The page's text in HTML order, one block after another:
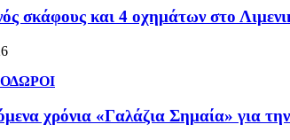
σκάφους και 4 οχημάτων στο
χρόνια «Γαλάζια Σημαία» για